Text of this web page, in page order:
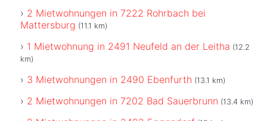
2 Mietwohnungen in 7222 Rohrbach bei
Mattersburg (11.1 km)
1 Mietwohnung in 2491 Neufeld an der Leitha (12.2
km)
3 Mietwohnungen in 2490 Ebenfurth (13.1 km)
2 Mietwohnungen in 7202 Bad Sauerbrunn (13.4 km)